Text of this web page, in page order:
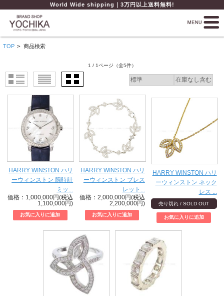
World Wide shipping｜3万円以上送料無料!
TOP > 商品検索
1 / 1ページ （全5件）
HARRY WINSTON ハリ
ーウィンストン 腕時計
ミッ...
価格：1,000,000円(税込
1,100,000円)
HARRY WINSTON ハリ
ーウィンストン ブレス
レット...
価格：2,000,000円(税込
2,200,000円)
HARRY WINSTON ハリ
ーウィンストン ネック
レス ...
売り切れ / SOLD OUT